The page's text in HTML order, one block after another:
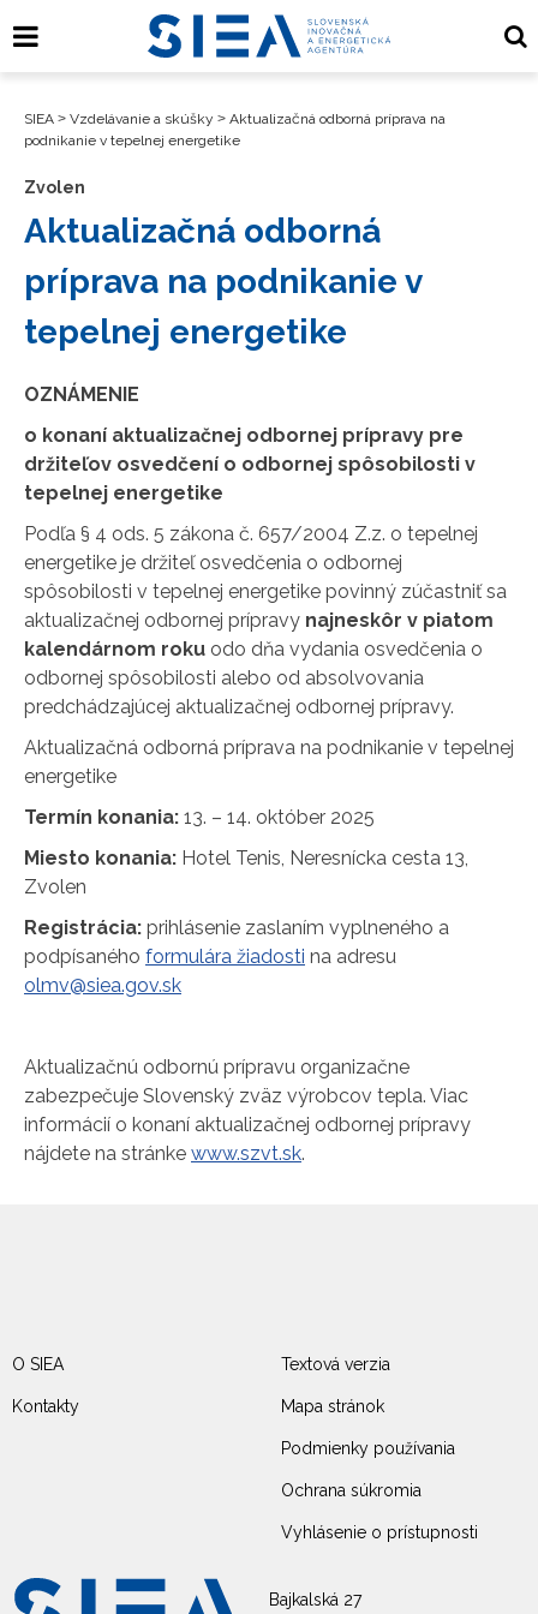
SIEA > Vzdelávanie a skúšky > Aktualizačná odborná príprava na
podnikanie v tepelnej energetike
Zvolen
Aktualizačná odborná
príprava na podnikanie v
tepelnej energetike
OZNÁMENIE
o konaní aktualizačnej odbornej prípravy pre
držiteľov osvedčení o odbornej spôsobilosti v
tepelnej energetike
Podľa § 4 ods. 5 zákona č. 657/2004 Z.z. o tepelnej
energetike je držiteľ osvedčenia o odbornej
spôsobilosti v tepelnej energetike povinný zúčastniť sa
aktualizačnej odbornej prípravy najneskôr v piatom
kalendárnom roku odo dňa vydania osvedčenia o
odbornej spôsobilosti alebo od absolvovania
predchádzajúcej aktualizačnej odbornej prípravy.
Aktualizačná odborná príprava na podnikanie v tepelnej
energetike
Termín konania: 13. – 14. október 2025
Miesto konania: Hotel Tenis, Neresnícka cesta 13,
Zvolen
Registrácia: prihlásenie zaslaním vyplneného a
podpísaného formulára žiadosti na adresu
olmv@siea.gov.sk
Aktualizačnú odbornú prípravu organizačne
zabezpečuje Slovenský zväz výrobcov tepla. Viac
informácií o konaní aktualizačnej odbornej prípravy
nájdete na stránke www.szvt.sk.
Bajkalská 27
O SIEA
Kontakty
Textová verzia
Mapa stránok
Podmienky používania
Ochrana súkromia
Vyhlásenie o prístupnosti